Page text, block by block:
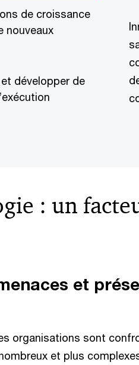
de croissance
nouveaux
développer de
: un
et
organisations sont
et plus